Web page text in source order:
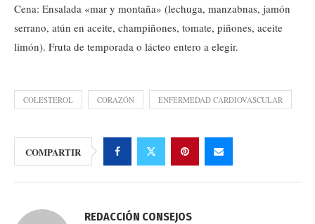
Cena: Ensalada «mar y montaña» (lechuga, manzabnas, jamón
serrano, atún en aceite, champiñones, tomate, piñones, aceite
limón). Fruta de temporada o lácteo entero a elegir.
COLESTEROL CORAZÓN ENFERMEDAD CARDIOVASCULAR
COMPARTIR
REDACCIÓN CONSEJOS